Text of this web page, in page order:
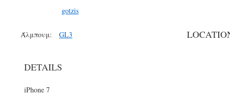
gotzis
Άλμπουμ: GL3
DETAILS
iPhone 7